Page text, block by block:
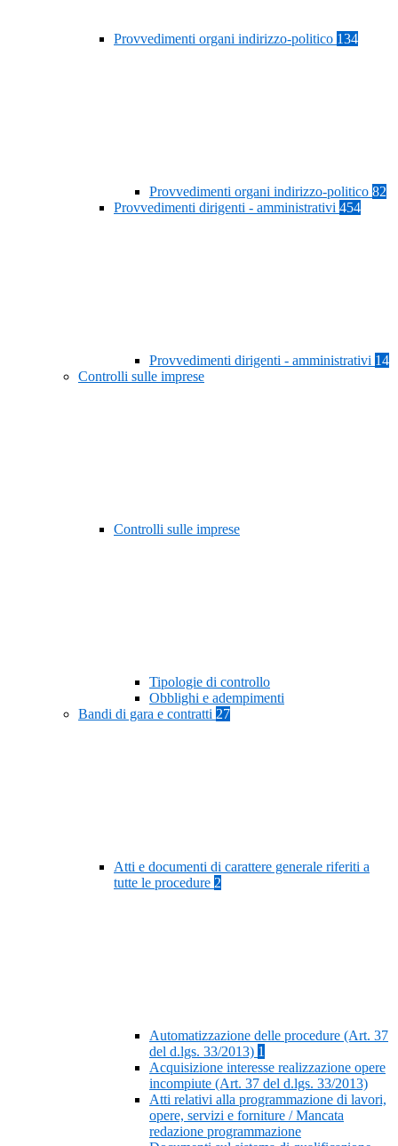
Provvedimenti organi indirizzo-politico 134
Provvedimenti organi indirizzo-politico 82
Provvedimenti dirigenti - amministrativi 454
Provvedimenti dirigenti - amministrativi 14
Controlli sulle imprese
Controlli sulle imprese
Tipologie di controllo
Obblighi e adempimenti
Bandi di gara e contratti 27
Atti e documenti di carattere generale riferiti a
tutte le procedure 2
Automatizzazione delle procedure (Art. 37
del d.lgs. 33/2013) 1
Acquisizione interesse realizzazione opere
incompiute (Art. 37 del d.lgs. 33/2013)
Atti relativi alla programmazione di lavori,
opere, servizi e forniture / Mancata
redazione programmazione